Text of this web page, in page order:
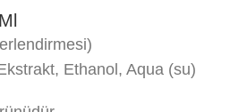
Ethanol, Aqua (su)